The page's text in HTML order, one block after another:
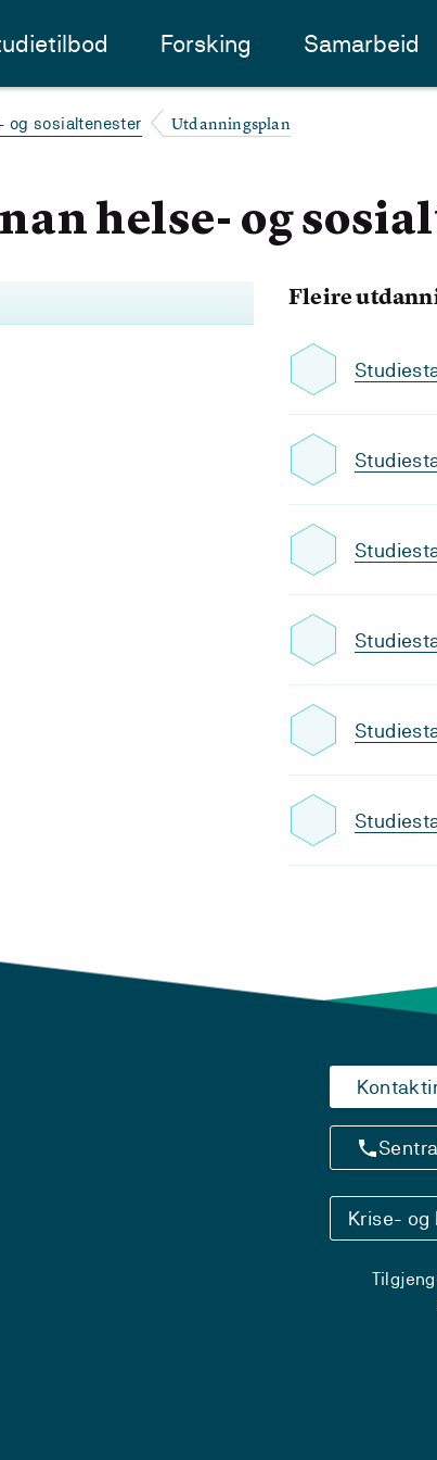
Forsking Samarbeid
og sosialtenester Utdanningsplan
helse- og
Fleire
Krise- og